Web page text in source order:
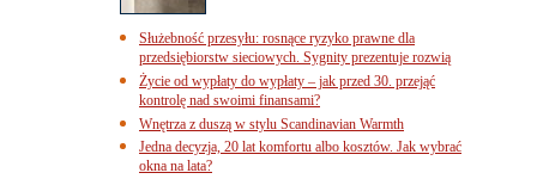
Służebność przesyłu: rosnące ryzyko prawne dla
przedsiębiorstw sieciowych. Sygnity prezentuje rozwią
Życie od wypłaty do wypłaty – jak przed 30. przejąć
kontrolę nad swoimi finansami?
Wnętrza z duszą w stylu Scandinavian Warmth
Jedna decyzja, 20 lat komfortu albo kosztów. Jak wybrać
okna na lata?